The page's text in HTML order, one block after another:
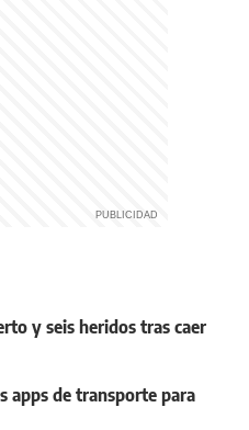
y seis heridos tras caer
apps de transporte para